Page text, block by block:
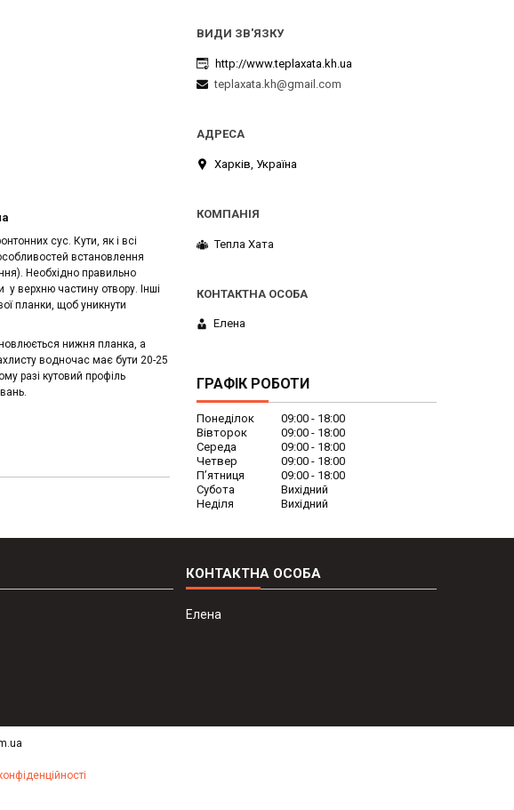
сус. Кути, як і всі
встановлення
Необхідно правильно
у верхню частину отвору. Інші
планки, щоб уникнути
нижня планка, а
водночас має бути 20-25
разі кутовий профіль
http://www.teplaxata.kh.ua
teplaxata.kh@gmail.com
Харків, Україна
Тепла Хата
Елена
ГРАФІК РОБОТИ
Понеділок 09:00
18:00
Вівторок
09:00
18:00
Середа
09:00
18:00
Четвер
09:00
18:00
Пʼятниця
09:00
18:00
Субота
Вихідний
Неділя
Вихідний
Елена